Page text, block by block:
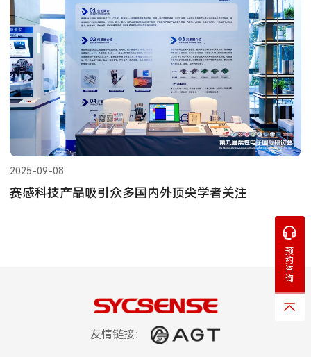
预
约
咨
询
2025-09-08
赛感科技产品吸引众多国内外顶尖学者关注
友情链接：